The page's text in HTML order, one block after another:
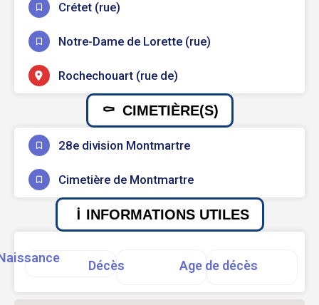
Crétet (rue)
Notre-Dame de Lorette (rue)
Rochechouart (rue de)
CIMETIÈRE(S)
28e division Montmartre
Cimetière de Montmartre
INFORMATIONS UTILES
Décès Age de décès